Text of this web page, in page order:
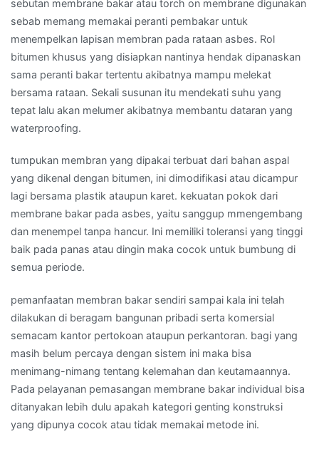
sebutan membrane bakar atau torch on membrane digunakan
sebab memang memakai peranti pembakar untuk
menempelkan lapisan membran pada rataan asbes. Rol
bitumen khusus yang disiapkan nantinya hendak dipanaskan
sama peranti bakar tertentu akibatnya mampu melekat
bersama rataan. Sekali susunan itu mendekati suhu yang
tepat lalu akan melumer akibatnya membantu dataran yang
waterproofing.
tumpukan membran yang dipakai terbuat dari bahan aspal
yang dikenal dengan bitumen, ini dimodifikasi atau dicampur
lagi bersama plastik ataupun karet. kekuatan pokok dari
membrane bakar pada asbes, yaitu sanggup mmengembang
dan menempel tanpa hancur. Ini memiliki toleransi yang tinggi
baik pada panas atau dingin maka cocok untuk bumbung di
semua periode.
pemanfaatan membran bakar sendiri sampai kala ini telah
dilakukan di beragam bangunan pribadi serta komersial
semacam kantor pertokoan ataupun perkantoran. bagi yang
masih belum percaya dengan sistem ini maka bisa
menimang-nimang tentang kelemahan dan keutamaannya.
Pada pelayanan pemasangan membrane bakar individual bisa
ditanyakan lebih dulu apakah kategori genting konstruksi
yang dipunya cocok atau tidak memakai metode ini.